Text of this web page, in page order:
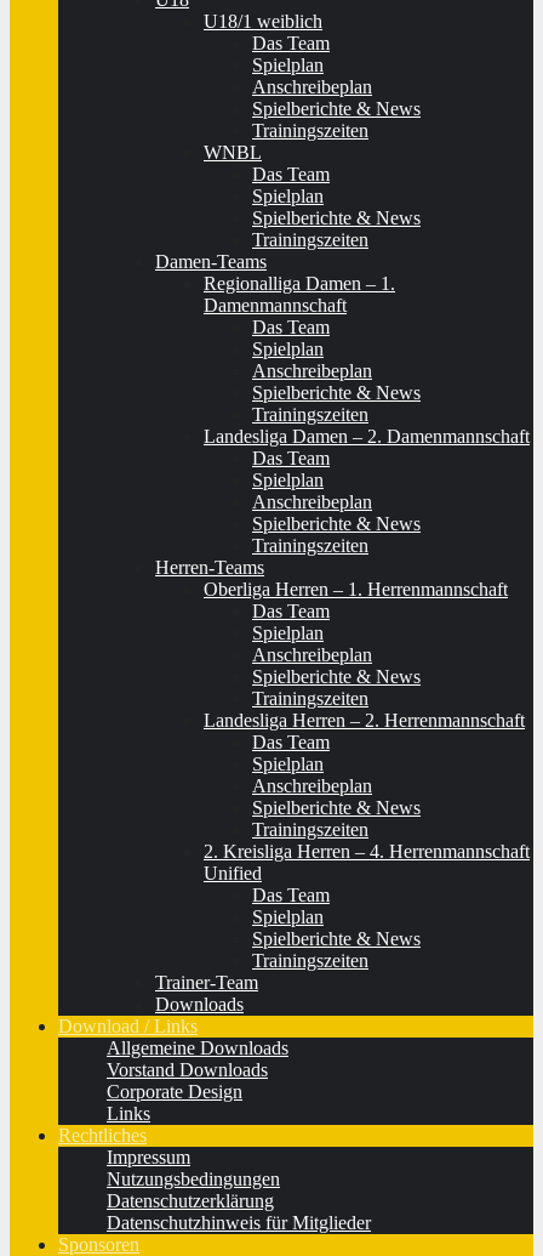
U18/1 weiblich
Das Team
Spielplan
Anschreibeplan
Spielberichte & News
Trainingszeiten
WNBL
Das Team
Spielplan
Spielberichte & News
Trainingszeiten
Damen-Teams
Regionalliga Damen – 1.
Damenmannschaft
Das Team
Spielplan
Anschreibeplan
Spielberichte & News
Trainingszeiten
Landesliga Damen – 2. Damenmannschaft
Das Team
Spielplan
Anschreibeplan
Spielberichte & News
Trainingszeiten
Herren-Teams
Oberliga Herren – 1. Herrenmannschaft
Das Team
Spielplan
Anschreibeplan
Spielberichte & News
Trainingszeiten
Landesliga Herren – 2. Herrenmannschaft
Das Team
Spielplan
Anschreibeplan
Spielberichte & News
Trainingszeiten
2. Kreisliga Herren – 4. Herrenmannschaft
Unified
Das Team
Spielplan
Spielberichte & News
Trainingszeiten
Trainer-Team
Downloads
Download / Links
Allgemeine Downloads
Vorstand Downloads
Corporate Design
Links
Rechtliches
Impressum
Nutzungsbedingungen
Datenschutzerklärung
Datenschutzhinweis für Mitglieder
Sponsoren